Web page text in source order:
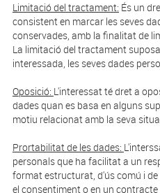
Limitació del tractament: És un
consistent en marcar les seves
conservades, amb la finalitat de
La limitació del tractament
interessada, les seves dades
Oposició: L'interessat té dret a
dades quan es basa en alguns
motiu relacionat amb la seva
Prortabilitat de les dades:
personals que ha facilitat a un
format estructurat, d'ús comú i
el consentiment o en un